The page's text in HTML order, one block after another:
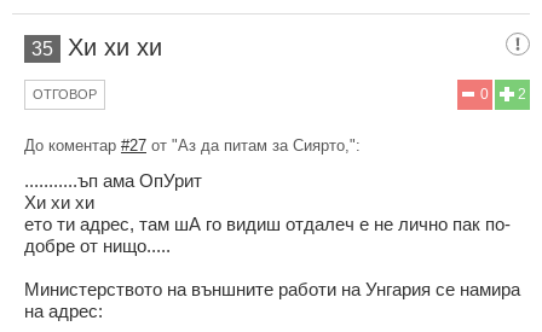
35 Хи хи хи
2
0
ОТГОВОР
До коментар #27 от "Аз да питам за Сиярто,":
...........ъп ама ОпУрит
Хи хи хи
ето ти адрес, там шА го видиш отдалеч е не лично пак по-
добре от нищо.....
Министерството на външните работи на Унгария се намира
на адрес: